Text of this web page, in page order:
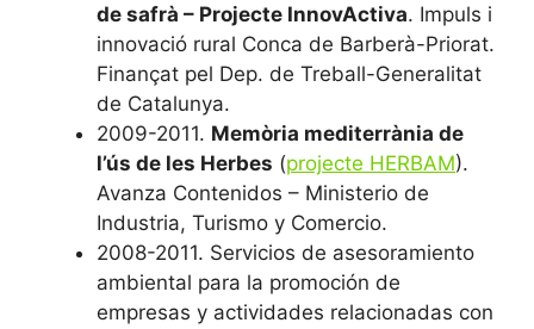
de safrà – Projecte InnovActiva. Impuls i
innovació rural Conca de Barberà-Priorat.
Finançat pel Dep. de Treball-Generalitat
de Catalunya.
2009-2011. Memòria mediterrània de
l’ús de les Herbes (projecte HERBAM).
Avanza Contenidos – Ministerio de
Industria, Turismo y Comercio.
2008-2011. Servicios de asesoramiento
ambiental para la promoción de
empresas y actividades relacionadas con